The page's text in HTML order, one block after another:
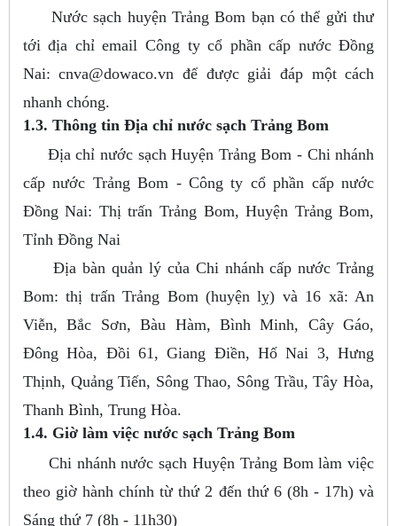
Nước sạch huyện Trảng Bom bạn có thể gửi thư
tới địa chỉ email Công ty cổ phần cấp nước Đồng
Nai:cnva@dowaco.vn để được giải đáp một cách
nhanh chóng.
1.3. Thông tin Địa chỉ nước sạch Trảng Bom
Địa chỉ nước sạch Huyện Trảng Bom - Chi nhánh
cấp nước Trảng Bom - Công ty cổ phần cấp nước
Đồng Nai: Thị trấn Trảng Bom, Huyện Trảng Bom,
Tỉnh Đồng Nai
Địa bàn quản lý của Chi nhánh cấp nước Trảng
Bom: thị trấn Trảng Bom (huyện lỵ) và 16 xã: An
Viễn, Bắc Sơn, Bàu Hàm, Bình Minh, Cây Gáo,
Đông Hòa, Đồi 61, Giang Điền, Hố Nai 3, Hưng
Thịnh, Quảng Tiến, Sông Thao, Sông Trầu, Tây Hòa,
Thanh Bình, Trung Hòa.
1.4. Giờ làm việc nước sạch Trảng Bom
Chi nhánh nước sạch Huyện Trảng Bom làm việc
theo giờ hành chính từ thứ 2 đến thứ 6 (8h - 17h) và
Sáng thứ 7 (8h - 11h30)